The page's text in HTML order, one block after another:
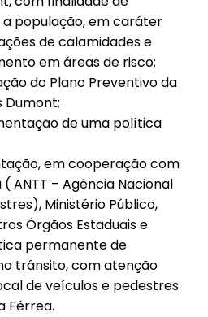
população, em caráter
de calamidades e
em áreas de risco;
do Plano Preventivo da
Dumont;
de uma política
em cooperação com
ANTT – Agência Nacional
Ministério Público,
Órgãos Estaduais e
permanente de
trânsito, com atenção
de veículos e pedestres
Férrea.